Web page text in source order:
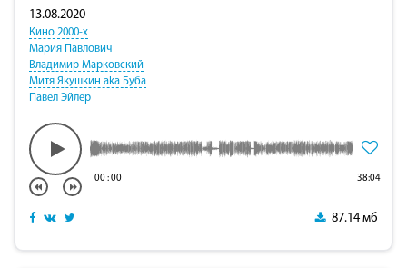
13.08.2020
Кино 2000-х
Мария Павлович
Владимир Марковский
Митя Якушкин aka Буба
Павел Эйлер
00:00 38:04
87.14 мб